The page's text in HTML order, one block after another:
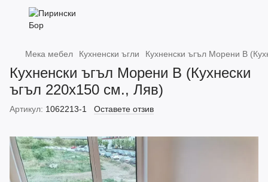
Мека мебел Кухненски ъгли Кухненски ъгъл Морени В
Кухненски ъгъл Морени В (Кухнески
ъгъл 220х150 см., Ляв)
Артикул: 1062213-1 Оставете отзив